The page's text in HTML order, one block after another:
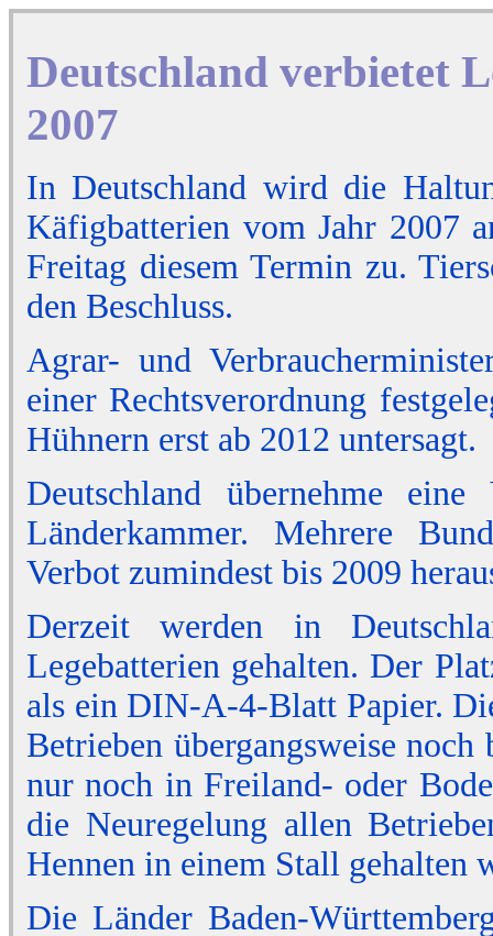
Deutschland verbietet
2007
In Deutschland wird die
Käfigbatterien vom Jahr 2007
Freitag diesem Termin zu.
den Beschluss.
Agrar- und
einer Rechtsverordnung
Hühnern erst ab 2012 untersagt.
Deutschland übernehme
Länderkammer. Mehrere
Verbot zumindest bis 2009
Derzeit werden in
Legebatterien gehalten. Der
als ein DIN-A-4-Blatt Papier.
Betrieben übergangsweise
nur noch in Freiland- oder
die Neuregelung allen
Hennen in einem Stall gehalten
Die Länder Baden-